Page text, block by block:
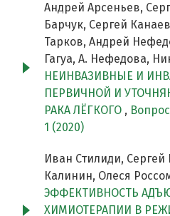
Андрей Арсеньев,
Барчук, Сергей
Тарков, Андрей
Гагуа, А. Нефедова,
НЕИНВАЗИВНЫЕ И
ПЕРВИЧНОЙ И
РАКА ЛЁГКОГО ,
1 (2020)
Иван Стилиди, Сергей
Калинин, Олеся
ЭФФЕКТИВНОСТЬ
ХИМИОТЕРАПИИ В